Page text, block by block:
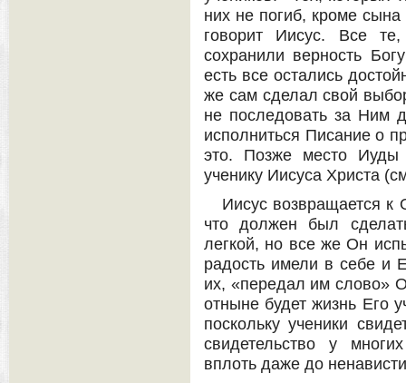
них не погиб, кроме
говорит Иисус. Все
сохранили верность
есть все остались
же сам сделал свой
не последовать за Ним
исполниться Писание о
это. Позже место Иуды
ученику Иисуса Христа
Иисус возвращается к
что должен был
легкой, но все же Он
радость имели в себе и
их, «передал им слово»
отныне будет жизнь Его
поскольку ученики
свидетельство у
вплоть даже до